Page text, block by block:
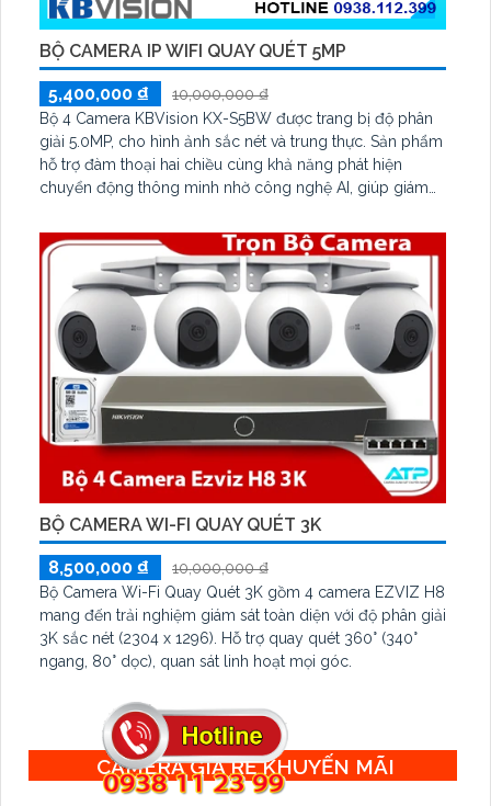
BỘ CAMERA IP WIFI QUAY QUÉT 5MP
5,400,000 ₫
10,000,000 ₫
Bộ 4 Camera KBVision KX-S5BW được trang bị độ phân
giải 5.0MP, cho hình ảnh sắc nét và trung thực. Sản phẩm
hỗ trợ đàm thoại hai chiều cùng khả năng phát hiện
chuyển động thông minh nhờ công nghệ AI, giúp giám
IP66 và khả năng quản lý từ xa qua ứng dụng KBVIEW
Plus, KBiVMS, KBVMS Lite
BỘ CAMERA WI-FI QUAY QUÉT 3K
8,500,000 ₫
10,000,000 ₫
Bộ Camera Wi-Fi Quay Quét 3K gồm 4 camera EZVIZ H8
mang đến trải nghiệm giám sát toàn diện với độ phân giải
3K sắc nét (2304 x 1296). Hỗ trợ quay quét 360° (340°
ngang, 80° dọc), quan sát linh hoạt mọi góc.
CAMERA GIÁ RẺ KHUYẾN MÃI